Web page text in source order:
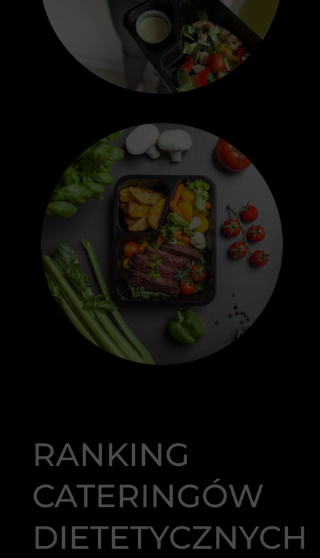
RANKING
CATERINGÓW
DIETETYCZNYCH